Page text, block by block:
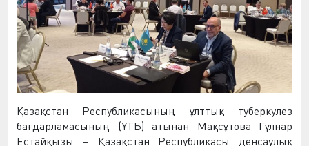
Қазақстан Республикасының ұлттық туберкулез
бағдарламасының (ҰТБ) атынан Мақсұтова Гүлнар
Естайқызы – Қазақстан Республикасы денсаулық